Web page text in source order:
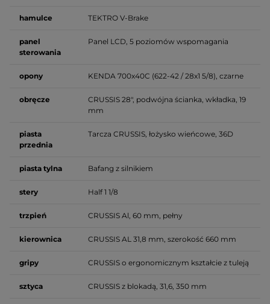
hamulce TEKTRO V-Brake
panel
sterowania
Panel LCD, 5 poziomów wspomagania
opony KENDA 700x40C (622-42 / 28x1 5/8), czarne
obręcze
CRUSSIS 28", podwójna ścianka, wkładka, 19
mm
piasta
przednia
Tarcza CRUSSIS, łożysko wieńcowe, 36D
piasta tylna Bafang z silnikiem
stery Half 1 1/8
trzpień CRUSSIS Al, 60 mm, pełny
kierownica CRUSSIS AL 31,8 mm, szerokość 660 mm
gripy CRUSSIS o ergonomicznym kształcie z tuleją
sztyca CRUSSIS z blokadą, 31,6, 350 mm